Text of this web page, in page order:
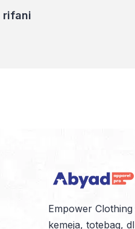
rifani
Empower
kemeja, totebag,